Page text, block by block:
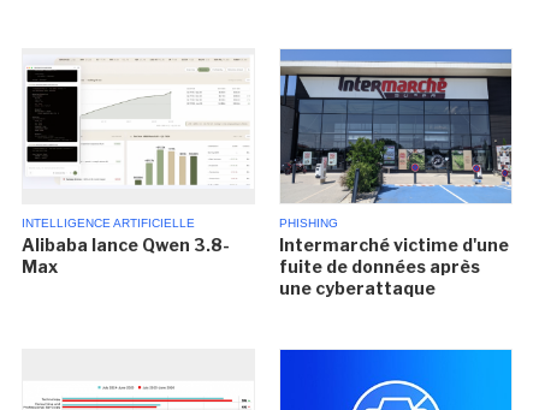
INTELLIGENCE ARTIFICIELLE
Alibaba lance Qwen 3.8-
Max
PHISHING
Intermarché victime d'une
fuite de données après
une cyberattaque